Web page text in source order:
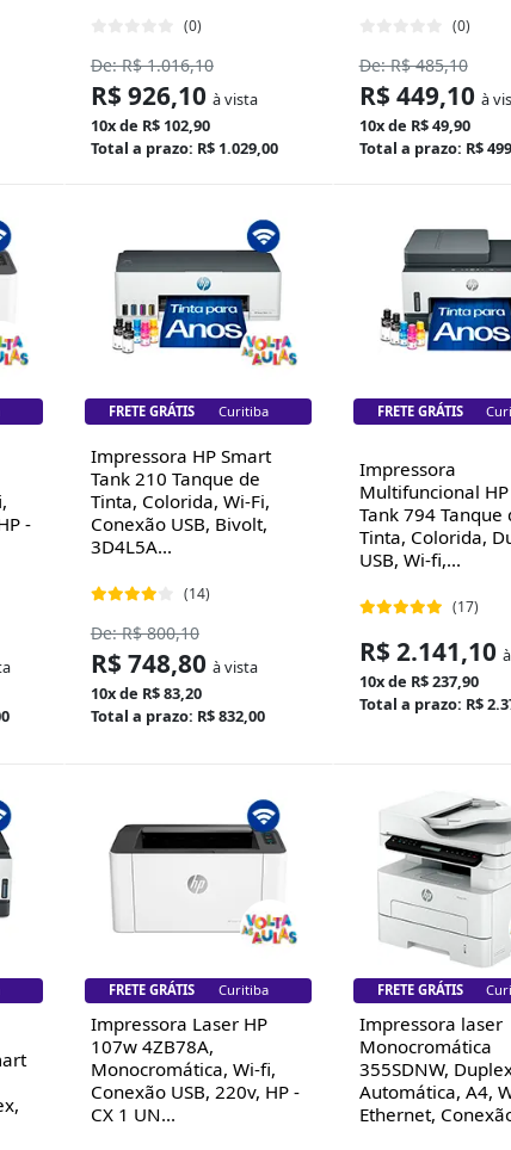
(0)
De: R$ 1.016,10
R$ 926,10 à vista
10x de R$ 102,90
Total a prazo: R$ 1.029,00
(0)
De: R$ 485,10
R$ 449,10 à
10x de R$ 49,90
Total a prazo: R$
-
FRETE GRÁTIS Florianópolis
Impressora HP Smart
Tank 210 Tanque de
Tinta, Colorida, Wi-Fi,
Conexão USB, Bivolt,
3D4L5A...
(14)
De: R$ 800,10
R$ 748,80 à vista
10x de R$ 83,20
Total a prazo: R$ 832,00
FRETE GRÁTIS
Impressora
Multifuncional
Tank 794 Tanque
Tinta, Colorida,
USB, Wi-fi,...
(17)
R$ 2.141,10
10x de R$ 237,90
Total a prazo: R$
FRETE GRÁTIS Florianópolis
Impressora Laser HP
107w 4ZB78A,
Monocromática, Wi-fi,
Conexão USB, 220v, HP -
CX 1 UN...
FRETE GRÁTIS
Impressora laser
Monocromática
355SDNW,
Automática, A4,
Ethernet,